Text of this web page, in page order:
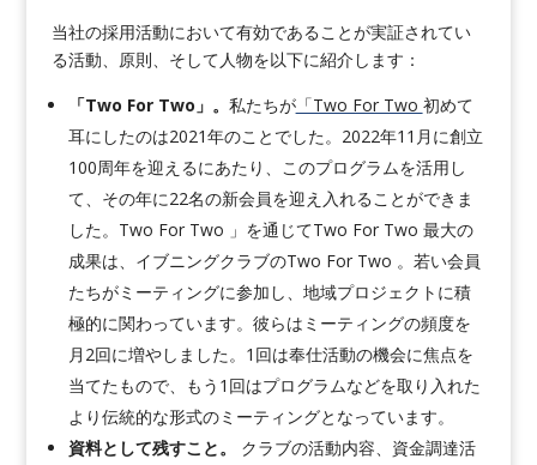
当社の採用活動において有効であることが実証されてい
る活動、原則、そして人物を以下に紹介します：
「Two For Two」。 私たちが「Two For Two 初めて
耳にしたのは2021年のことでした。2022年11月に創立
100周年を迎えるにあたり、このプログラムを活用し
て、その年に22名の新会員を迎え入れることができま
した。Two For Two 」を通じてTwo For Two 最大の
成果は、イブニングクラブのTwo For Two 。若い会員
たちがミーティングに参加し、地域プロジェクトに積
極的に関わっています。彼らはミーティングの頻度を
月2回に増やしました。1回は奉仕活動の機会に焦点を
当てたもので、もう1回はプログラムなどを取り入れた
より伝統的な形式のミーティングとなっています。
資料として残すこと。 クラブの活動内容、資金調達活